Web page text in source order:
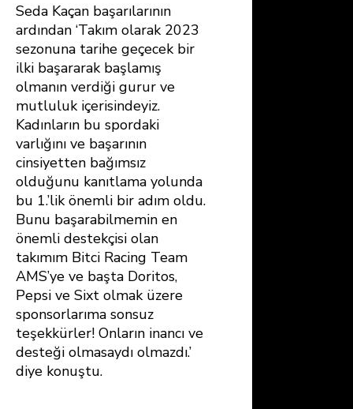
Seda Kaçan başarılarının
ardından ‘Takım olarak 2023
sezonuna tarihe geçecek bir
ilki başararak başlamış
olmanın verdiği gurur ve
mutluluk içerisindeyiz.
Kadınların bu spordaki
varlığını ve başarının
cinsiyetten bağımsız
olduğunu kanıtlama yolunda
bu 1.’lik önemli bir adım oldu.
Bunu başarabilmemin en
önemli destekçisi olan
takımım Bitci Racing Team
AMS’ye ve başta Doritos,
Pepsi ve Sixt olmak üzere
sponsorlarıma sonsuz
teşekkürler! Onların inancı ve
desteği olmasaydı olmazdı.’
diye konuştu.